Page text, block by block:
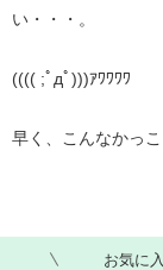
い・・・。
(((( ;ﾟдﾟ)))ｱﾜﾜﾜﾜ
早く、こんなかっ
お気に